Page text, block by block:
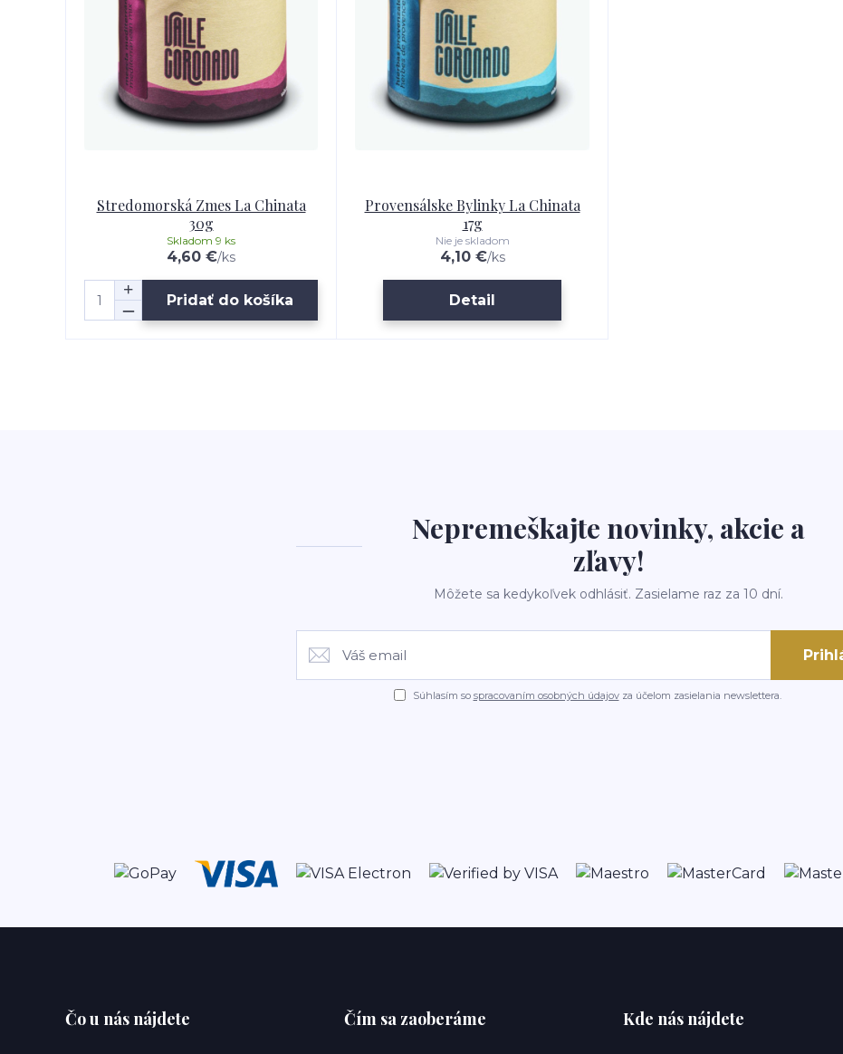
Stredomorská Zmes La Chinata
30g
4,60 €/ks
Skladom 9 ks
Pridať do košíka
Provensálske Bylinky La Chinata
17g
4,10 €/ks
Nie je skladom
Detail
Nepremeškajte novinky, akcie a
zľavy!
Môžete sa kedykoľvek odhlásiť. Zasielame raz za 10 dní.
Súhlasím so spracovaním osobných údajovza účelom zasielania newslettera.
Čo u nás nájdete Čím sa zaoberáme Kde nás nájdete